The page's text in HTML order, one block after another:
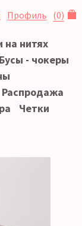
Профиль (0)
на нитях
Бусы - чокеры
Распродажа
Четки